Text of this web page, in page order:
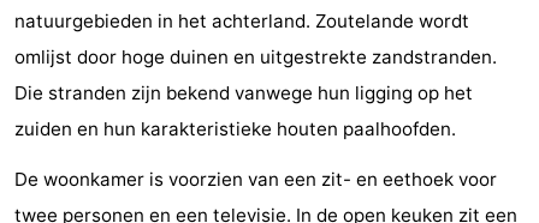
De
Zandput
-
Duinzicht
-
Joossesweg
-
Kustlicht
-
natuurgebieden in het achterland. Zoutelande wordt
omlijst door hoge duinen en uitgestrekte zandstranden.
Die stranden zijn bekend vanwege hun ligging op het
zuiden en hun karakteristieke houten paalhoofden.
De woonkamer is voorzien van een zit- en eethoek voor
twee personen en een televisie. In de open keuken zit een